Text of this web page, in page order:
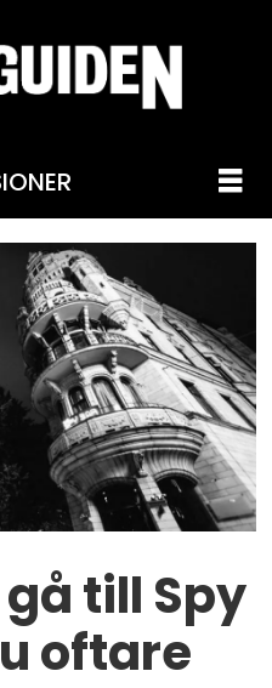
till Spy
oftare